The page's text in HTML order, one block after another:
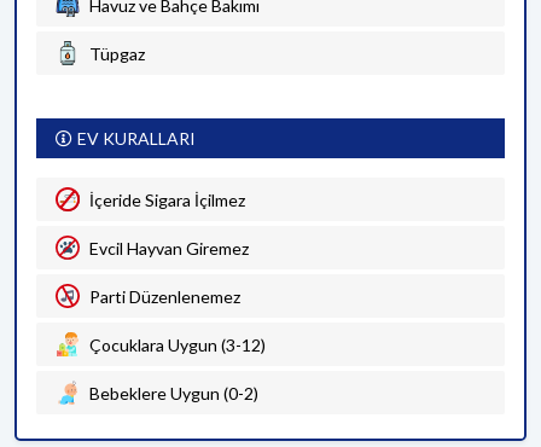
Havuz ve Bahçe Bakımı
Tüpgaz
EV KURALLARI
İçeride Sigara İçilmez
Evcil Hayvan Giremez
Parti Düzenlenemez
Çocuklara Uygun (3-12)
Bebeklere Uygun (0-2)